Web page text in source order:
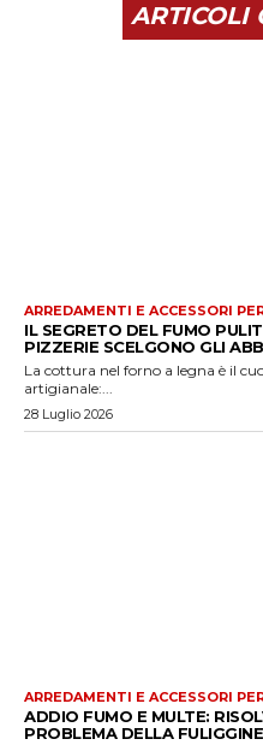
ARTICOLI
ARREDAMENTI E ACCESSORI
IL SEGRETO DEL FUMO
PIZZERIE SCELGONO GLI
La cottura nel forno a legna è il
artigianale:...
28 Luglio 2026
ARREDAMENTI E ACCESSORI
ADDIO FUMO E MULTE:
PROBLEMA DELLA